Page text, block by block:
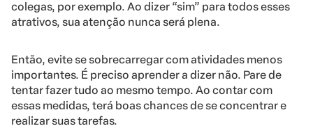
colegas, por exemplo. Ao dizer “sim” para todos esses
atrativos, sua atenção nunca será plena.
Então, evite se sobrecarregar com atividades menos
importantes. É preciso aprender a dizer não. Pare de
tentar fazer tudo ao mesmo tempo. Ao contar com
essas medidas, terá boas chances de se concentrar e
realizar suas tarefas.